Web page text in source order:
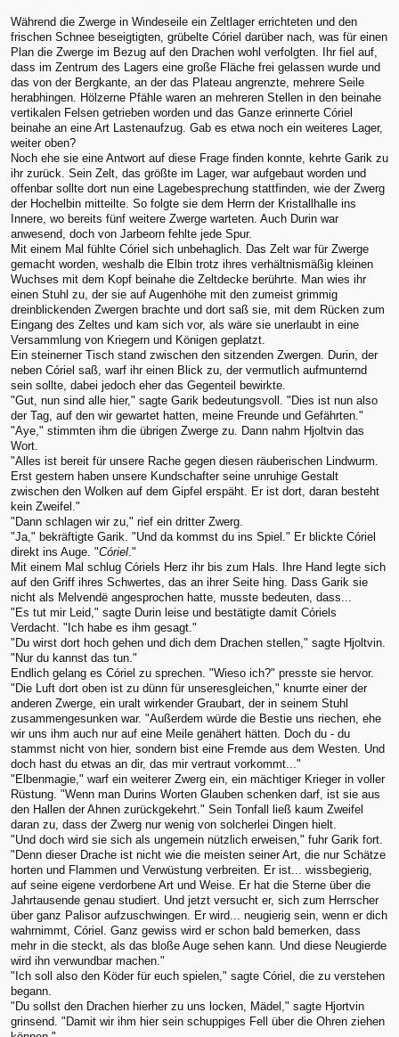
Während die Zwerge in Windeseile ein Zeltlager errichteten und den
frischen Schnee beseigtigten, grübelte Córiel darüber nach, was für einen
Plan die Zwerge im Bezug auf den Drachen wohl verfolgten. Ihr fiel auf,
dass im Zentrum des Lagers eine große Fläche frei gelassen wurde und
das von der Bergkante, an der das Plateau angrenzte, mehrere Seile
herabhingen. Hölzerne Pfähle waren an mehreren Stellen in den beinahe
vertikalen Felsen getrieben worden und das Ganze erinnerte Córiel
beinahe an eine Art Lastenaufzug. Gab es etwa noch ein weiteres Lager,
weiter oben?
Noch ehe sie eine Antwort auf diese Frage finden konnte, kehrte Garik zu
ihr zurück. Sein Zelt, das größte im Lager, war aufgebaut worden und
offenbar sollte dort nun eine Lagebesprechung stattfinden, wie der Zwerg
der Hochelbin mitteilte. So folgte sie dem Herrn der Kristallhalle ins
Innere, wo bereits fünf weitere Zwerge warteten. Auch Durin war
anwesend, doch von Jarbeorn fehlte jede Spur.
Mit einem Mal fühlte Córiel sich unbehaglich. Das Zelt war für Zwerge
gemacht worden, weshalb die Elbin trotz ihres verhältnismäßig kleinen
Wuchses mit dem Kopf beinahe die Zeltdecke berührte. Man wies ihr
einen Stuhl zu, der sie auf Augenhöhe mit den zumeist grimmig
dreinblickenden Zwergen brachte und dort saß sie, mit dem Rücken zum
Eingang des Zeltes und kam sich vor, als wäre sie unerlaubt in eine
Versammlung von Kriegern und Königen geplatzt.
Ein steinerner Tisch stand zwischen den sitzenden Zwergen. Durin, der
neben Córiel saß, warf ihr einen Blick zu, der vermutlich aufmunternd
sein sollte, dabei jedoch eher das Gegenteil bewirkte.
"Gut, nun sind alle hier," sagte Garik bedeutungsvoll. "Dies ist nun also
der Tag, auf den wir gewartet hatten, meine Freunde und Gefährten."
"Aye," stimmten ihm die übrigen Zwerge zu. Dann nahm Hjoltvin das
Wort.
"Alles ist bereit für unsere Rache gegen diesen räuberischen Lindwurm.
Erst gestern haben unsere Kundschafter seine unruhige Gestalt
zwischen den Wolken auf dem Gipfel erspäht. Er ist dort, daran besteht
kein Zweifel."
"Dann schlagen wir zu," rief ein dritter Zwerg.
"Ja," bekräftigte Garik. "Und da kommst du ins Spiel." Er blickte Córiel
direkt ins Auge. "Córiel."
Mit einem Mal schlug Córiels Herz ihr bis zum Hals. Ihre Hand legte sich
auf den Griff ihres Schwertes, das an ihrer Seite hing. Dass Garik sie
nicht als Melvendë angesprochen hatte, musste bedeuten, dass...
"Es tut mir Leid," sagte Durin leise und bestätigte damit Córiels
Verdacht. "Ich habe es ihm gesagt."
"Du wirst dort hoch gehen und dich dem Drachen stellen," sagte Hjoltvin.
"Nur du kannst das tun."
Endlich gelang es Córiel zu sprechen. "Wieso ich?" presste sie hervor.
"Die Luft dort oben ist zu dünn für unseresgleichen," knurrte einer der
anderen Zwerge, ein uralt wirkender Graubart, der in seinem Stuhl
zusammengesunken war. "Außerdem würde die Bestie uns riechen, ehe
wir uns ihm auch nur auf eine Meile genähert hätten. Doch du - du
stammst nicht von hier, sondern bist eine Fremde aus dem Westen. Und
doch hast du etwas an dir, das mir vertraut vorkommt..."
"Elbenmagie," warf ein weiterer Zwerg ein, ein mächtiger Krieger in voller
Rüstung. "Wenn man Durins Worten Glauben schenken darf, ist sie aus
den Hallen der Ahnen zurückgekehrt." Sein Tonfall ließ kaum Zweifel
daran zu, dass der Zwerg nur wenig von solcherlei Dingen hielt.
"Und doch wird sie sich als ungemein nützlich erweisen," fuhr Garik fort.
"Denn dieser Drache ist nicht wie die meisten seiner Art, die nur Schätze
horten und Flammen und Verwüstung verbreiten. Er ist... wissbegierig,
auf seine eigene verdorbene Art und Weise. Er hat die Sterne über die
Jahrtausende genau studiert. Und jetzt versucht er, sich zum Herrscher
über ganz Palisor aufzuschwingen. Er wird... neugierig sein, wenn er dich
wahrnimmt, Córiel. Ganz gewiss wird er schon bald bemerken, dass
mehr in die steckt, als das bloße Auge sehen kann. Und diese Neugierde
wird ihn verwundbar machen."
"Ich soll also den Köder für euch spielen," sagte Córiel, die zu verstehen
begann.
"Du sollst den Drachen hierher zu uns locken, Mädel," sagte Hjortvin
grinsend. "Damit wir ihm hier sein schuppiges Fell über die Ohren ziehen